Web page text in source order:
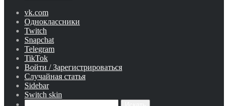
vk.com
Одноклассники
Twitch
Snapchat
Telegram
TikTok
Войти / Зарегистрироваться
Случайная статья
Sidebar
Switch skin